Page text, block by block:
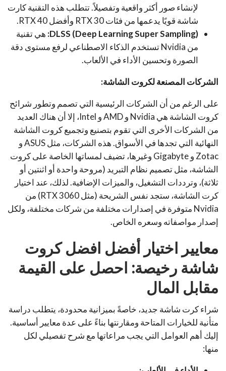
لإنشاء صور أكثر واقعية وتفصيلاً. تتطلب هذه التقنية كارت
شاشة قويًا يدعمها من فئات RTX 30 وأفضل RTX 40.
DLSS (Deep Learning Super Sampling): هي تقنية
من Nvidia تستخدم الذكاء الاصطناعي لرفع مستوى دقة
الصورة وتحسين الأداء في الألعاب.
الشركات المصنعة لكروت الشاشة:
على الرغم من أن الشركات الرئيسية التي تصمم وتطور شرائح
كروت الشاشة هي Nvidia و AMD و Intel، إلا أن هناك العديد
من الشركات الأخرى التي تقوم بتصنيع وتجميع كروت الشاشة
النهائية التي تجدها في الأسواق. هذه الشركات، مثل ASUS و
Zotac و Gigabyte وغيرها، تضيف لمساتها الخاصة على كروت
الشاشة، مثل تصميم نظام التبريد (مروحة واحدة أو اثنتين أو
ثلاثة)، وترددات التشغيل، والميزات الإضافية. لذلك، عند اختيار
كرت الشاشة، ستجد نفس الشريحة (مثل RTX 3060) من
Nvidia متوفرة في إصدارات مختلفة من شركات مختلفة، ولكل
إصدار مواصفاته وسعره الخاص.
معايير اختيار أفضل افضل كروت
شاشة رخيصة: احصل على القيمة
مقابل المال
شراء كرت شاشة جديد، خاصةً بميزانية محدودة، يتطلب دراسة
متأنية للخيارات المتاحة ومقارنتها بناءً على عدة معايير أساسية.
إليك أهم العوامل التي يجب مراعاتها مع شرح تفصيلي لكل
منها: